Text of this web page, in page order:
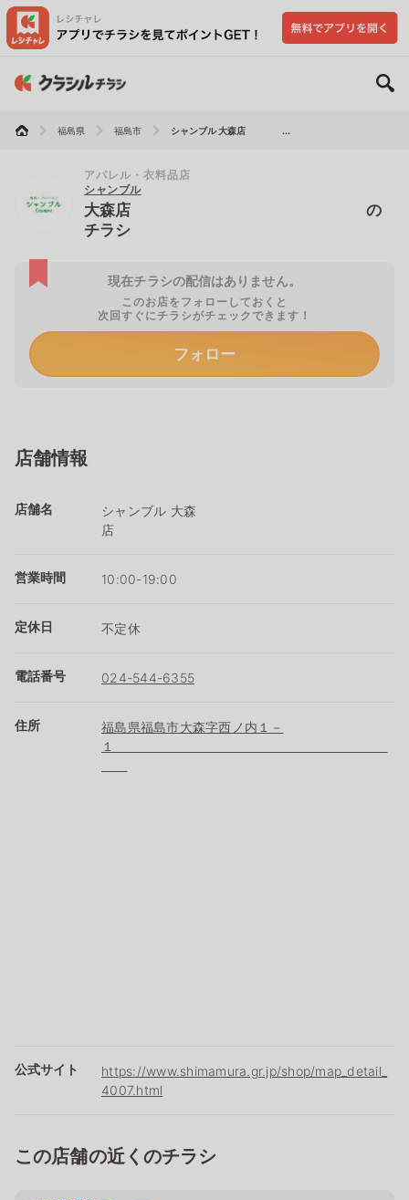
福島県 福島市 シャンブル 大森店 ...
アパレル・衣料品店
シャンブル
大森店 の
チラシ
現在チラシの配信はありません。
このお店をフォローしておくと
次回すぐにチラシがチェックできます！
フォロー
店舗情報
店舗名
シャンブル 大森
店
営業時間 10:00-19:00
定休日 不定休
電話番号 024-544-6355
住所
福島県福島市大森字西ノ内１－
１
公式サイト
https://www.shimamura.gr.jp/shop/map_detail_
4007.html
この店舗の近くのチラシ